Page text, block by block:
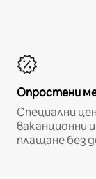
Опростени
Специални
ваканционни
плащане без